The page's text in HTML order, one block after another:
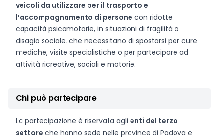
veicoli da utilizzare per il trasporto e
l’accompagnamento di persone con ridotte
capacità psicomotorie, in situazioni di fragilità o
disagio sociale, che necessitano di spostarsi per cure
mediche, visite specialistiche o per partecipare ad
attività ricreative, sociali e motorie.
Chi può partecipare
La partecipazione è riservata agli enti del terzo
settore che hanno sede nelle province di Padova e